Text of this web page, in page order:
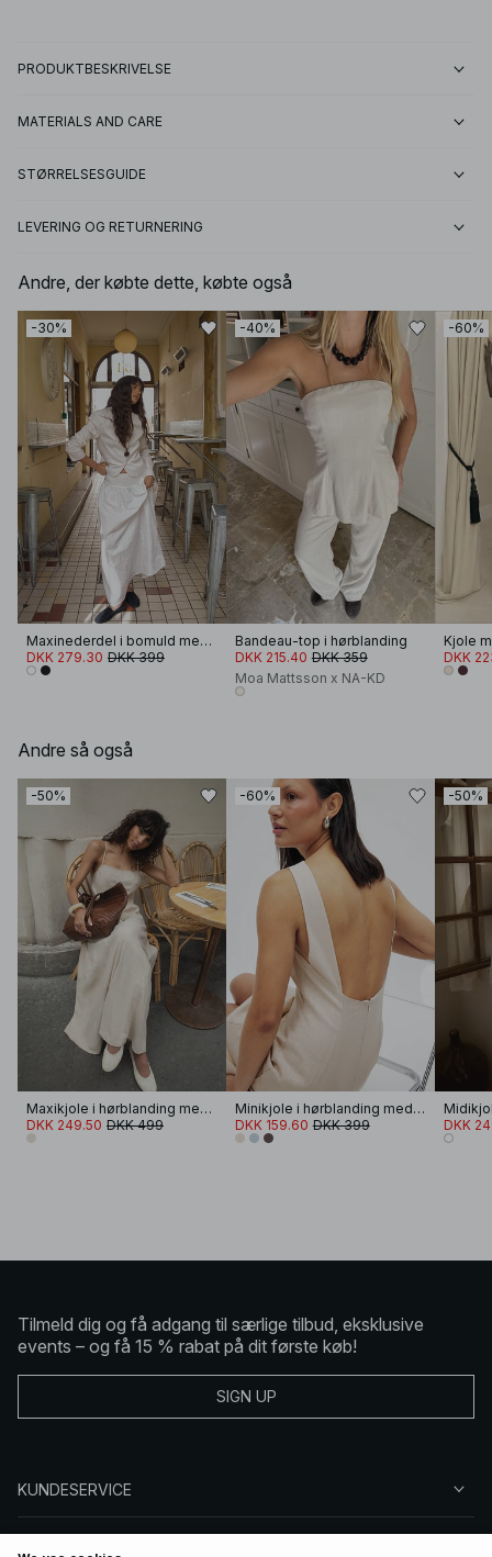
PRODUKTBESKRIVELSE
MATERIALS AND CARE
STØRRELSESGUIDE
LEVERING OG RETURNERING
Andre, der købte dette, købte også
-30%
Maxinederdel i bomuld med rynker
DKK 279.30 DKK 399
-40%
Bandeau-top i hørblanding
DKK 215.40 DKK 359
Moa Mattsson x NA-KD
-60%
Kjole
DKK
Andre så også
-50%
Maxikjole i hørblanding med sømdetaljer
DKK 249.50 DKK 499
-60%
Minikjole i hørblanding med åben ryg
DKK 159.60 DKK 399
-50%
DKK
Tilmeld dig og få adgang til særlige tilbud, eksklusive
events – og få 15 % rabat på dit første køb!
SIGN UP
KUNDESERVICE